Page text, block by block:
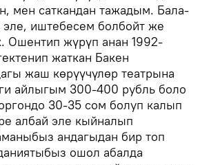
мен саткандан тажадым. Бала-
эле, иштебесем болбойт же
Ошентип жүрүп анан 1992-
жаткан Бакен
жаш көрүүчүлөр театрына
айлыгым 300-400 рубль боло
30-35 сом болуп калып
албай эле кыйналып
андагыдан бир топ
ошол абалда